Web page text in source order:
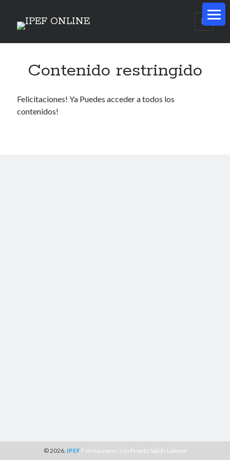
Contenido restringido
Felicitaciones! Ya Puedes acceder a todos los
contenidos!
© 2026. IPEF Formaciones con Pronta Salida Laboral